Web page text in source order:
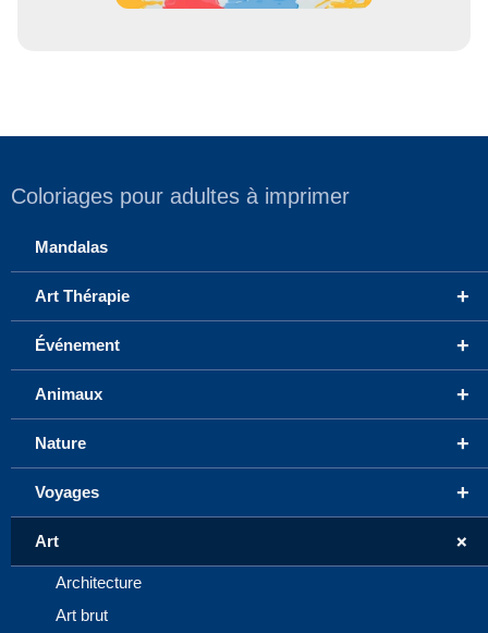
Coloriages pour adultes à imprimer
Mandalas
+
Art Thérapie
+
Événement
+
Animaux
+
Nature
+
Voyages
+
Art
Architecture
Art brut